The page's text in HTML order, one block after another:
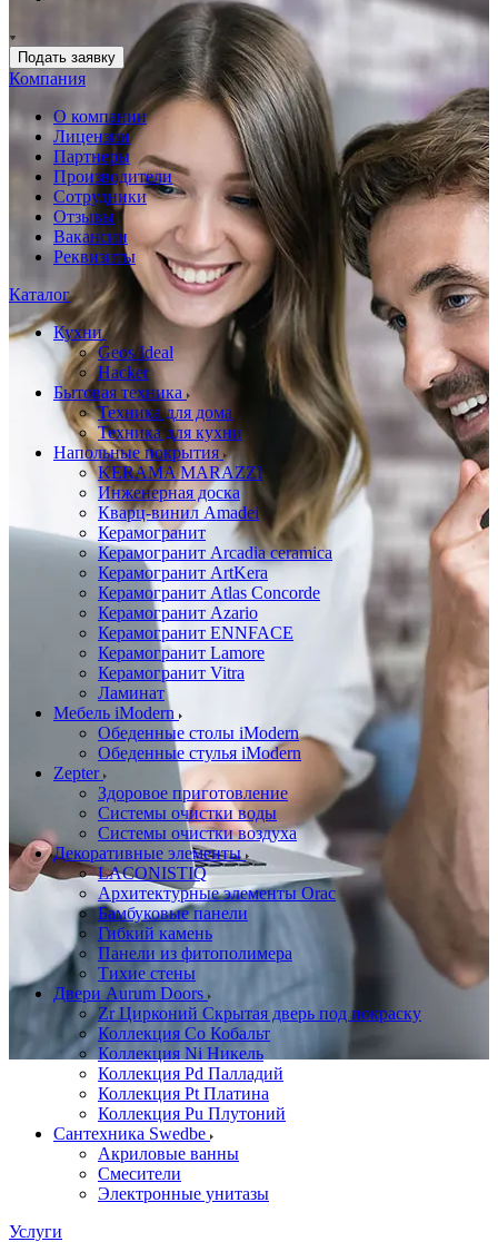
Подать заявку
Компания
О компании
Лицензии
Партнеры
Производители
Сотрудники
Отзывы
Вакансии
Реквизиты
Каталог
Кухни
Geos Ideal
Hacker
Бытовая техника
Техника для дома
Техника для кухни
Напольные покрытия
KERAMA MARAZZI
Инженерная доска
Кварц-винил Amadei
Керамогранит
Керамогранит Arcadia ceramica
Керамогранит ArtKera
Керамогранит Atlas Concorde
Керамогранит Azario
Керамогранит ENNFACE
Керамогранит Lamore
Керамогранит Vitra
Ламинат
Мебель iModern
Обеденные столы iModern
Обеденные стулья iModern
Zepter
Здоровое приготовление
Системы очистки воды
Системы очистки воздуха
Декоративные элементы
LACONISTIQ
Архитектурные элементы Orac
Бамбуковые панели
Гибкий камень
Панели из фитополимера
Тихие стены
Двери Aurum Doors
Zr Цирконий Скрытая дверь под покраску
Коллекция Co Кобальт
Коллекция Ni Никель
Коллекция Pd Палладий
Коллекция Pt Платина
Коллекция Pu Плутоний
Сантехника Swedbe
Акриловые ванны
Смесители
Электронные унитазы
Услуги